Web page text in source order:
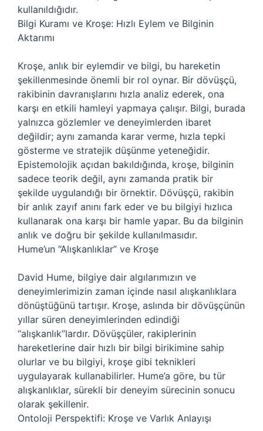
kullanıldığıdır.
Bilgi Kuramı ve Kroşe: Hızlı Eylem ve Bilginin
Aktarımı
Kroşe, anlık bir eylemdir ve bilgi, bu hareketin
şekillenmesinde önemli bir rol oynar. Bir dövüşçü,
rakibinin davranışlarını hızla analiz ederek, ona
karşı en etkili hamleyi yapmaya çalışır. Bilgi, burada
yalnızca gözlemler ve deneyimlerden ibaret
değildir; aynı zamanda karar verme, hızla tepki
gösterme ve stratejik düşünme yeteneğidir.
Epistemolojik açıdan bakıldığında, kroşe, bilginin
sadece teorik değil, aynı zamanda pratik bir
şekilde uygulandığı bir örnektir. Dövüşçü, rakibin
bir anlık zayıf anını fark eder ve bu bilgiyi hızlıca
kullanarak ona karşı bir hamle yapar. Bu da bilginin
anlık ve doğru bir şekilde kullanılmasıdır.
Hume’un “Alışkanlıklar” ve Kroşe
David Hume, bilgiye dair algılarımızın ve
deneyimlerimizin zaman içinde nasıl alışkanlıklara
dönüştüğünü tartışır. Kroşe, aslında bir dövüşçünün
yıllar süren deneyimlerinden edindiği
“alışkanlık”lardır. Dövüşçüler, rakiplerinin
hareketlerine dair hızlı bir bilgi birikimine sahip
olurlar ve bu bilgiyi, kroşe gibi teknikleri
uygulayarak kullanabilirler. Hume’a göre, bu tür
alışkanlıklar, sürekli bir deneyim sürecinin sonucu
olarak şekillenir.
Ontoloji Perspektifi: Kroşe ve Varlık Anlayışı